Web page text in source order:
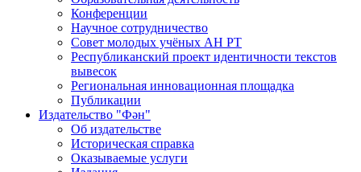
Конференции
Научное сотрудничество
Совет молодых учёных АН РТ
Республиканский проект идентичности текстов
вывесок
Региональная инновационная площадка
Публикации
Издательство "Фән"
Об издательстве
Историческая справка
Оказываемые услуги